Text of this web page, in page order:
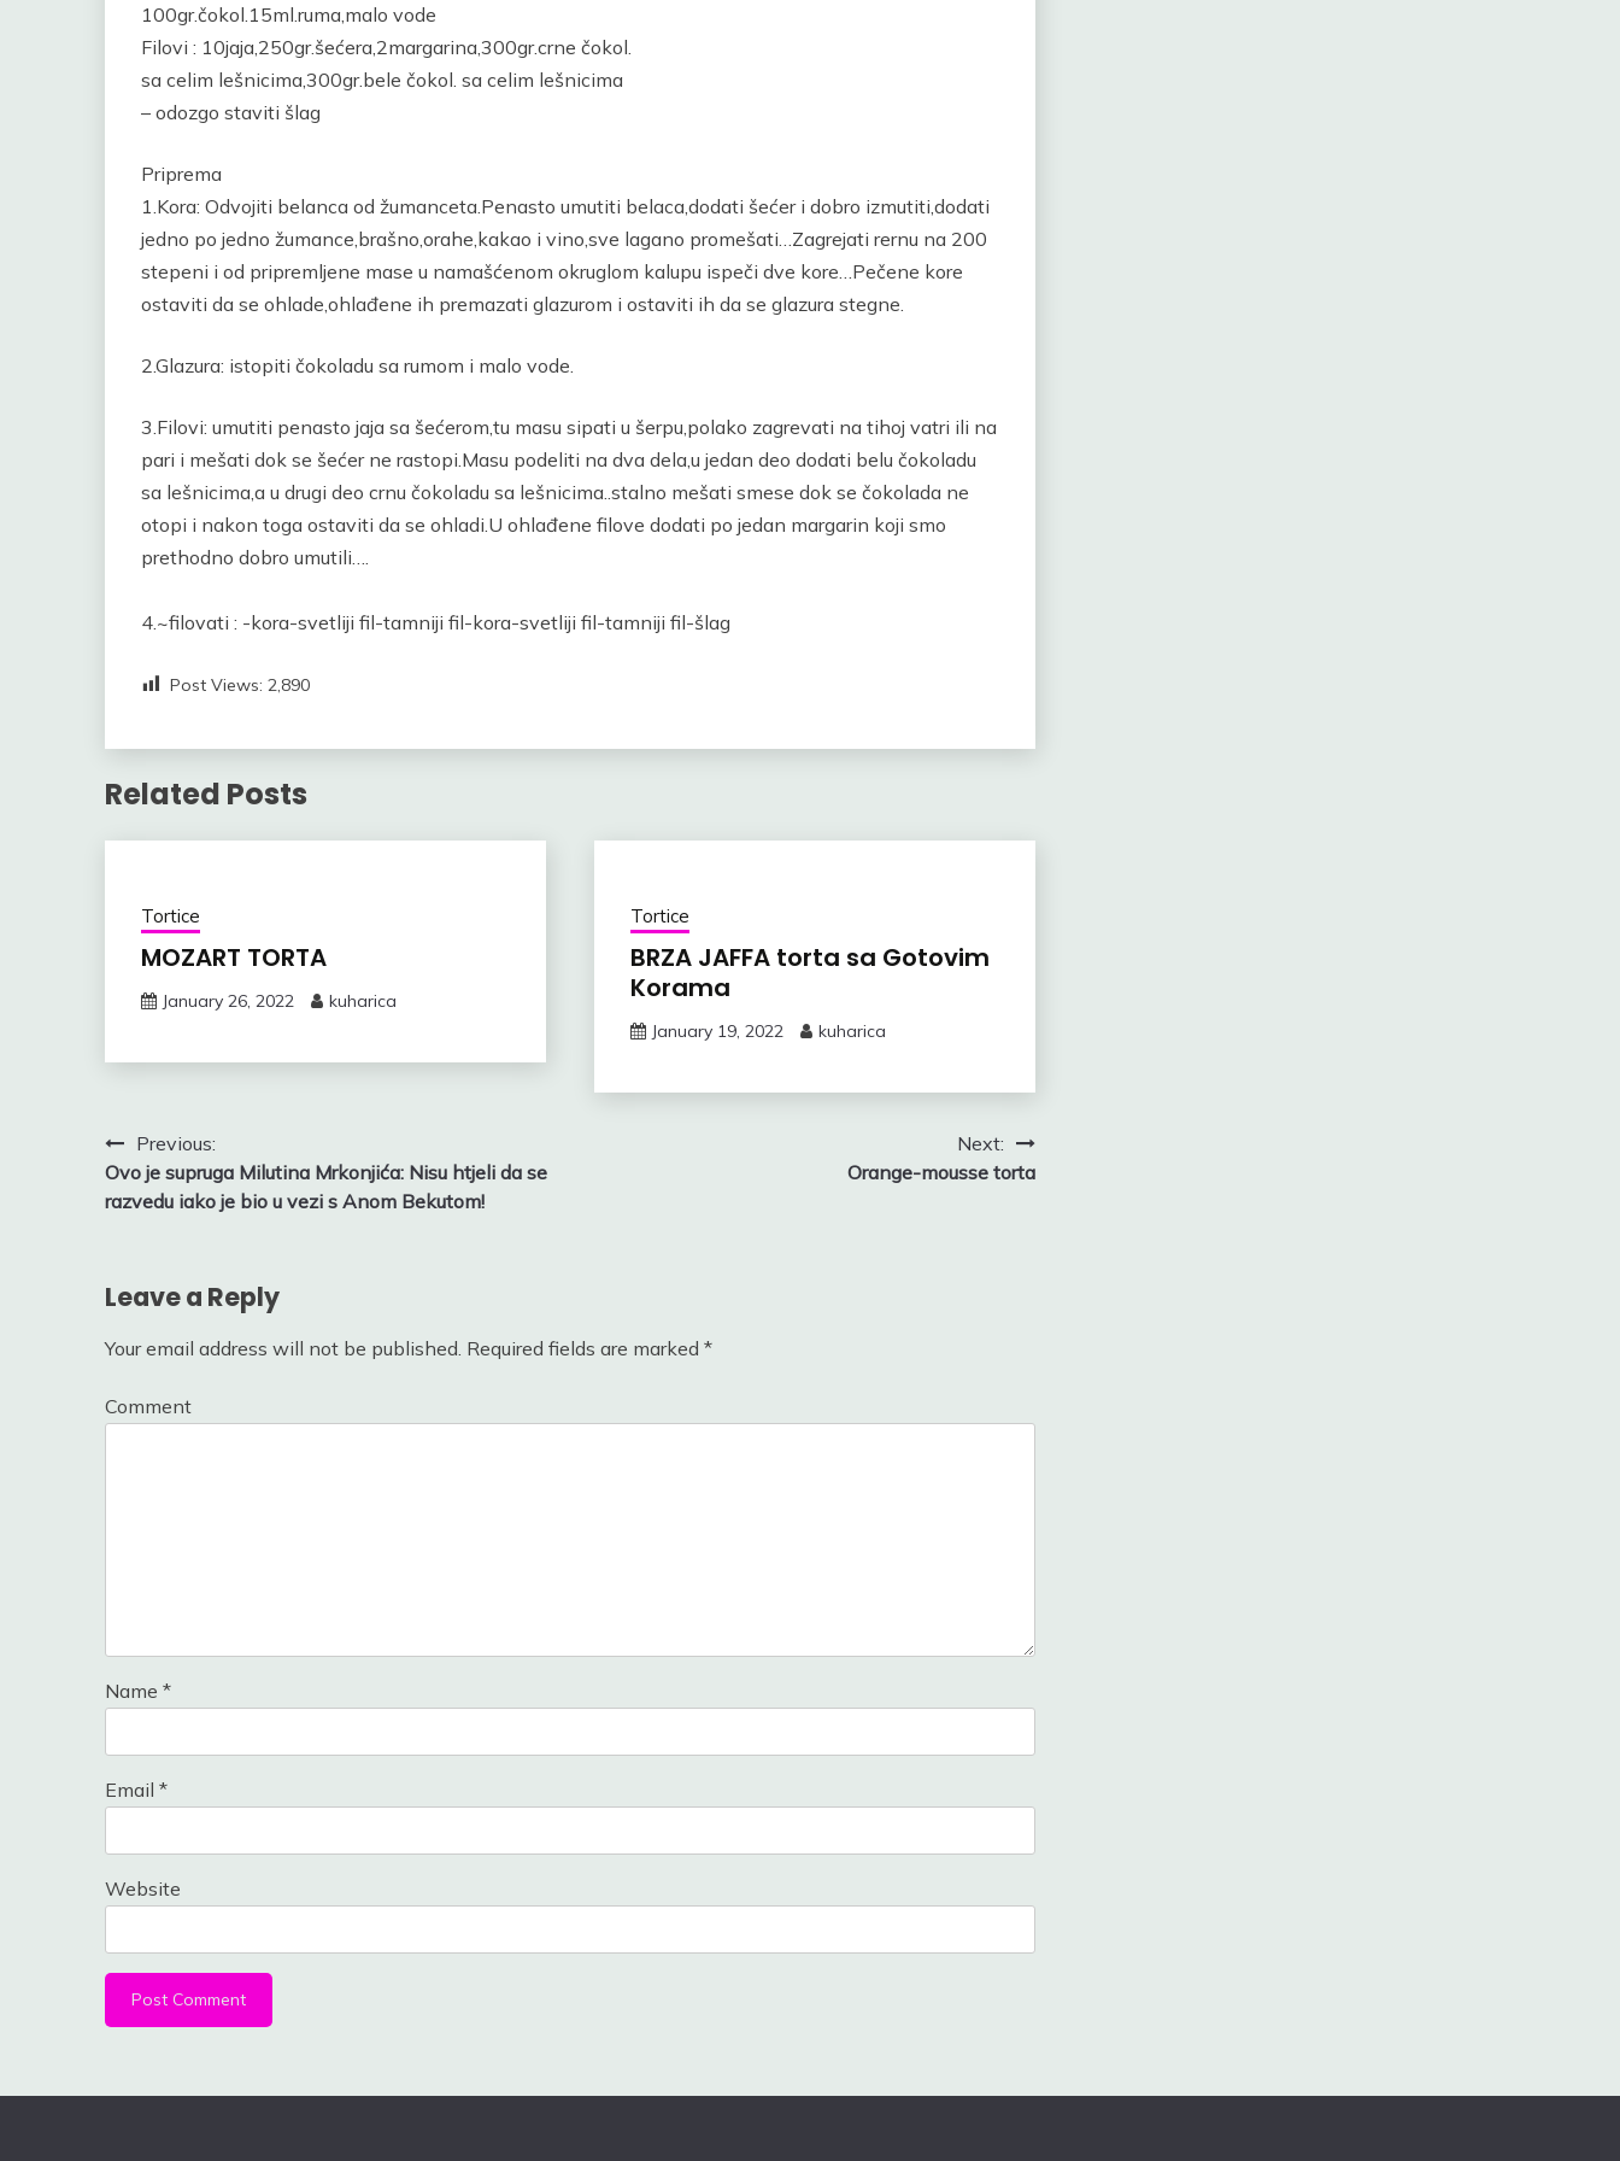
100gr.čokol.15ml.ruma,malo vode
Filovi : 10jaja,250gr.šećera,2margarina,300gr.crne čokol.
sa celim lešnicima,300gr.bele čokol. sa celim lešnicima
– odozgo staviti šlag
Priprema
1.Kora: Odvojiti belanca od žumanceta.Penasto umutiti belaca,dodati šećer i dobro izmutiti,dodati
jedno po jedno žumance,brašno,orahe,kakao i vino,sve lagano promešati…Zagrejati rernu na 200
stepeni i od pripremljene mase u namašćenom okruglom kalupu ispeči dve kore…Pečene kore
ostaviti da se ohlade,ohlađene ih premazati glazurom i ostaviti ih da se glazura stegne.
2.Glazura: istopiti čokoladu sa rumom i malo vode.
3.Filovi: umutiti penasto jaja sa šećerom,tu masu sipati u šerpu,polako zagrevati na tihoj vatri ili na
pari i mešati dok se šećer ne rastopi.Masu podeliti na dva dela,u jedan deo dodati belu čokoladu
sa lešnicima,a u drugi deo crnu čokoladu sa lešnicima..stalno mešati smese dok se čokolada ne
otopi i nakon toga ostaviti da se ohladi.U ohlađene filove dodati po jedan margarin koji smo
prethodno dobro umutili….
4.~filovati : -kora-svetliji fil-tamniji fil-kora-svetliji fil-tamniji fil-šlag
Post Views: 2,890
Related Posts
Tortice
MOZART TORTA
January 26, 2022 kuharica
Tortice
BRZA JAFFA torta sa Gotovim
Korama
January 19, 2022 kuharica
Post
navigation
Previous:
Ovo je supruga Milutina Mrkonjića: Nisu htjeli da se
razvedu iako je bio u vezi s Anom Bekutom!
Next:
Orange-mousse torta
Leave a Reply
Your email address will not be published. Required fields are marked *
Comment
Name *
Email *
Website